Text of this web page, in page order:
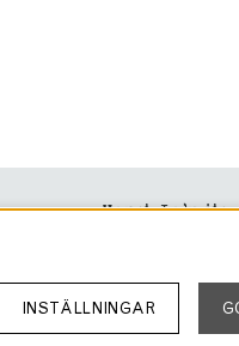
Haupt Lakrits
Tel: 08-81 81
Org: 556934-
INSTÄLLNINGAR